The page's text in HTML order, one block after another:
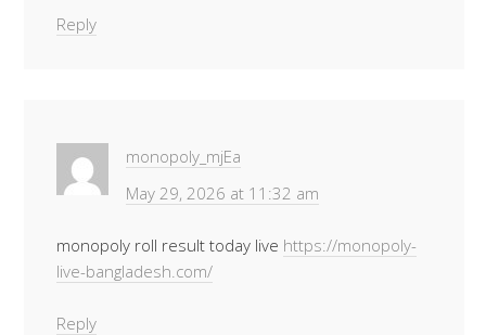
Reply
monopoly_mjEa
May 29, 2026 at 11:32 am
monopoly roll result today live https://monopoly-
live-bangladesh.com/
Reply